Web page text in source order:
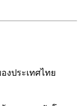
งประเทศไทย